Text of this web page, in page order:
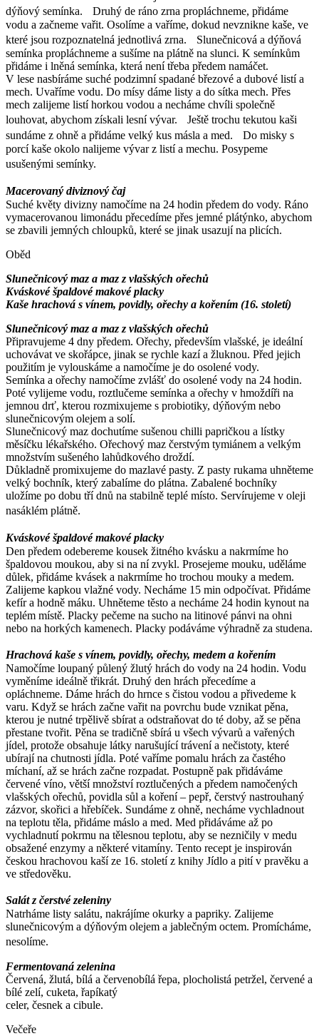
dýňový semínka. Druhý de ráno zrna propláchneme, přidáme
vodu a začneme vařit. Osolíme a vaříme, dokud nevznikne kaše, ve
které jsou rozpoznatelná jednotlivá zrna. Slunečnicová a dýňová
semínka propláchneme a sušíme na plátně na slunci. K semínkům
přidáme i lněná semínka, která není třeba předem namáčet.
V lese nasbíráme suché podzimní spadané březové a dubové listí a
mech. Uvaříme vodu. Do mísy dáme listy a do sítka mech. Přes
mech zalijeme listí horkou vodou a necháme chvíli společně
louhovat, abychom získali lesní vývar. Ještě trochu tekutou kaši
sundáme z ohně a přidáme velký kus másla a med. Do misky s
porcí kaše okolo nalijeme vývar z listí a mechu. Posypeme
usušenými semínky.
Macerovaný diviznový čaj
Suché květy divizny namočíme na 24 hodin předem do vody. Ráno
vymacerovanou limonádu přecedíme přes jemné plátýnko, abychom
se zbavili jemných chloupků, které se jinak usazují na plicích.
Oběd
Slunečnicový maz a maz z vlašských ořechů
Kváskové špaldové makové placky
Kaše hrachová s vínem, povidly, ořechy a kořením (16. století)
Slunečnicový maz a maz z vlašských ořechů
Připravujeme 4 dny předem. Ořechy, především vlašské, je ideální
uchovávat ve skořápce, jinak se rychle kazí a žluknou. Před jejich
použitím je vylouskáme a namočíme je do osolené vody.
Semínka a ořechy namočíme zvlášť do osolené vody na 24 hodin.
Poté vylijeme vodu, roztlučeme semínka a ořechy v hmoždíři na
jemnou drť, kterou rozmixujeme s probiotiky, dýňovým nebo
slunečnicovým olejem a solí.
Slunečnicový maz dochutíme sušenou chilli papričkou a lístky
měsíčku lékařského. Ořechový maz čerstvým tymiánem a velkým
množstvím sušeného lahůdkového droždí.
Důkladně promixujeme do mazlavé pasty. Z pasty rukama uhněteme
velký bochník, který zabalíme do plátna. Zabalené bochníky
uložíme po dobu tří dnů na stabilně teplé místo. Servírujeme v oleji
nasáklém plátně.
Kváskové špaldové makové placky
Den předem odebereme kousek žitného kvásku a nakrmíme ho
špaldovou moukou, aby si na ní zvykl. Prosejeme mouku, uděláme
důlek, přidáme kvásek a nakrmíme ho trochou mouky a medem.
Zalijeme kapkou vlažné vody. Necháme 15 min odpočívat. Přidáme
kefír a hodně máku. Uhněteme těsto a necháme 24 hodin kynout na
teplém místě. Placky pečeme na sucho na litinové pánvi na ohni
nebo na horkých kamenech. Placky podáváme výhradně za studena.
Hrachová kaše s vínem, povidly, ořechy, medem a kořením
Namočíme loupaný půlený žlutý hrách do vody na 24 hodin. Vodu
vyměníme ideálně třikrát. Druhý den hrách přecedíme a
opláchneme. Dáme hrách do hrnce s čistou vodou a přivedeme k
varu. Když se hrách začne vařit na povrchu bude vznikat pěna,
kterou je nutné trpělivě sbírat a odstraňovat do té doby, až se pěna
přestane tvořit. Pěna se tradičně sbírá u všech vývarů a vařených
jídel, protože obsahuje látky narušující trávení a nečistoty, které
ubírají na chutnosti jídla. Poté vaříme pomalu hrách za častého
míchaní, až se hrách začne rozpadat. Postupně pak přidáváme
červené víno, větší množství roztlučených a předem namočených
vlašských ořechů, povidla sůl a koření – pepř, čerstvý nastrouhaný
zázvor, skořici a hřebíček. Sundáme z ohně, necháme vychladnout
na teplotu těla, přidáme máslo a med. Med přidáváme až po
vychladnutí pokrmu na tělesnou teplotu, aby se nezničily v medu
obsažené enzymy a některé vitamíny. Tento recept je inspirován
českou hrachovou kaší ze 16. století z knihy Jídlo a pití v pravěku a
ve středověku.
Salát z čerstvé zeleniny
Natrháme listy salátu, nakrájíme okurky a papriky. Zalijeme
slunečnicovým a dýňovým olejem a jablečným octem. Promícháme,
nesolíme.
Fermentovaná zelenina
Červená, žlutá, bílá a červenobílá řepa, plocholistá petržel, červené a
bílé zelí, cuketa, řapíkatý
celer, česnek a cibule.
Večeře